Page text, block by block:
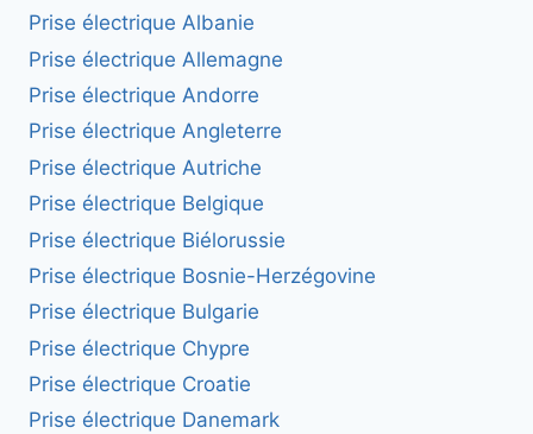
Prise électrique Albanie
Prise électrique Allemagne
Prise électrique Andorre
Prise électrique Angleterre
Prise électrique Autriche
Prise électrique Belgique
Prise électrique Biélorussie
Prise électrique Bosnie-Herzégovine
Prise électrique Bulgarie
Prise électrique Chypre
Prise électrique Croatie
Prise électrique Danemark